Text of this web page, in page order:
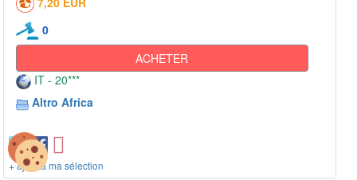
0
ACHETER
IT - 20***
Altro Africa
+ ajout à ma sélection